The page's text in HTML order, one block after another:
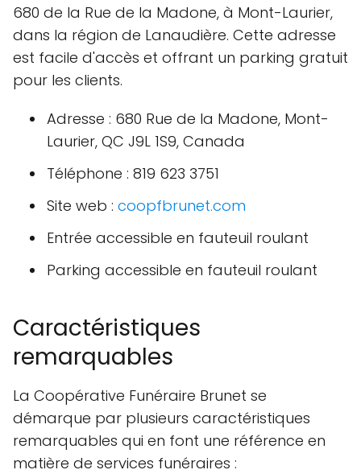
680 de la Rue de la Madone, à Mont-Laurier,
dans la région de Lanaudière. Cette adresse
est facile d'accès et offrant un parking gratuit
pour les clients.
Adresse : 680 Rue de la Madone, Mont-
Laurier, QC J9L 1S9, Canada
Téléphone : 819 623 3751
Site web : coopfbrunet.com
Entrée accessible en fauteuil roulant
Parking accessible en fauteuil roulant
Caractéristiques
remarquables
La Coopérative Funéraire Brunet se
démarque par plusieurs caractéristiques
remarquables qui en font une référence en
matière de services funéraires :